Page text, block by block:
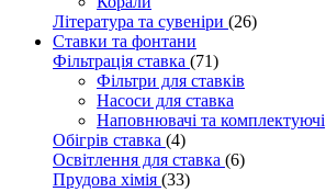
Література та сувеніри (26)
Ставки та фонтани
Фільтрація ставка (71)
Фільтри для ставків
Насоси для ставка
Наповнювачі та комплектуючі
Обігрів ставка (4)
Освітлення для ставка (6)
Прудова хімія (33)